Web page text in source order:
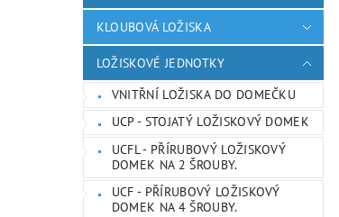
KLOUBOVÁ LOŽISKA
LOŽISKOVÉ JEDNOTKY
VNITŘNÍ LOŽISKA DO DOMEČKU
UCP - STOJATÝ LOŽISKOVÝ DOMEK
UCFL - PŘÍRUBOVÝ LOŽISKOVÝ
DOMEK NA 2 ŠROUBY.
UCF - PŘÍRUBOVÝ LOŽISKOVÝ
DOMEK NA 4 ŠROUBY.